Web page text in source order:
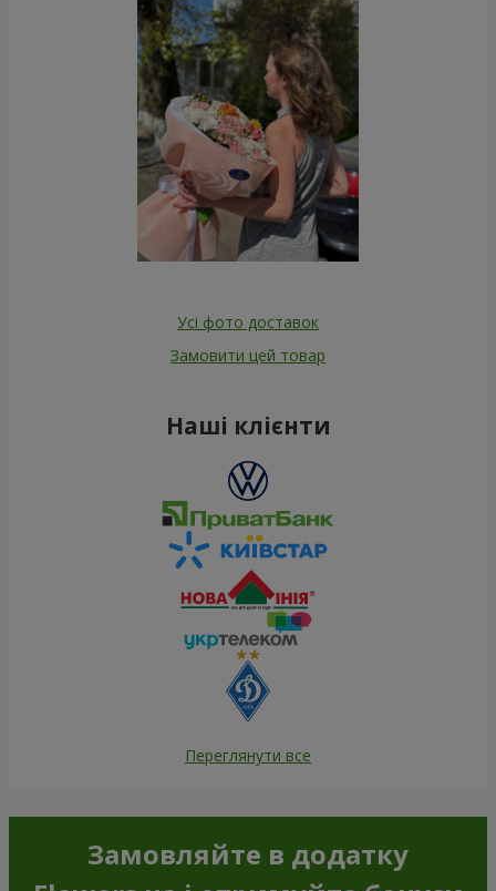
Усі фото доставок
Замовити цей товар
Наші клієнти
Переглянути все
Замовляйте в додатку